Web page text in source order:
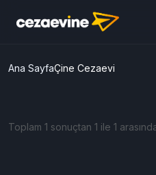
Ana SayfaÇine Cezaevi
Toplam 1 sonuçtan 1 ile 1